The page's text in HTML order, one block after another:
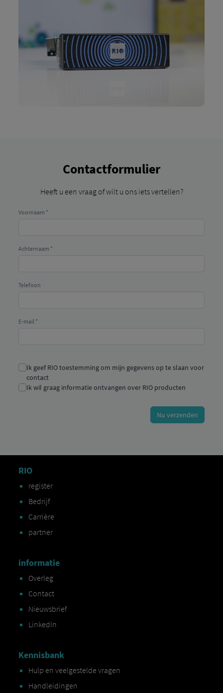
Contactformulier
Heeft u een vraag of wilt u ons iets vertellen?
RIO
register
Bedrijf
Carrière
partner
informatie
Overleg
Contact
Nieuwsbrief
LinkedIn
Kennisbank
Hulp en veelgestelde vragen
Handleidingen